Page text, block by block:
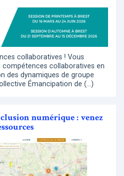
collaboratives ! Vous
compétences collaboratives en
des dynamiques de groupe
Émancipation de (…)
numérique : venez